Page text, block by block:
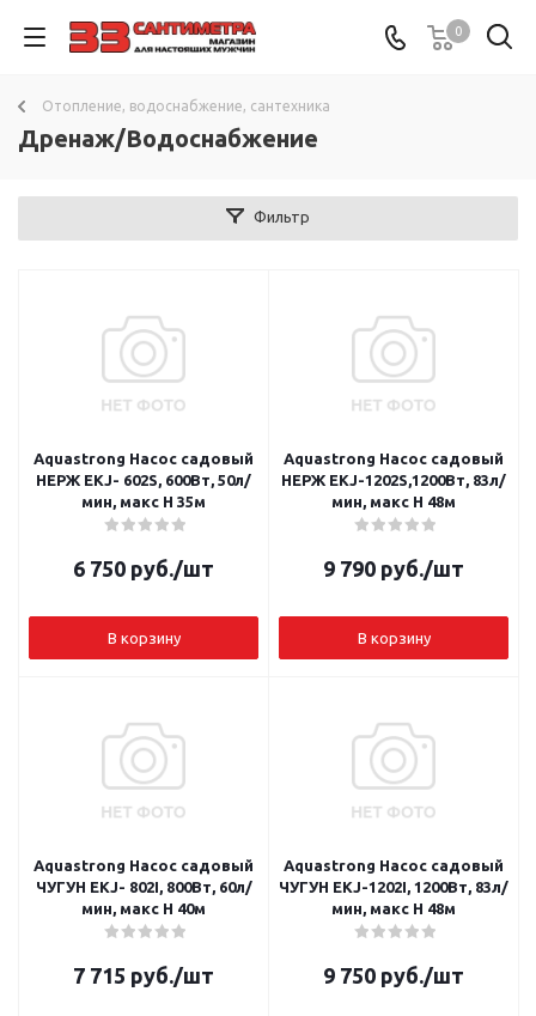
0
Отопление, водоснабжение, сантехника
Дренаж/Водоснабжение
Фильтр
Aquastrong Насос садовый
НЕРЖ EKJ- 602S, 600Вт, 50л/
мин, макс Н 35м
6 750 руб./шт
В корзину
Aquastrong Насос садовый
НЕРЖ EKJ-1202S,1200Вт, 83л/
мин, макс Н 48м
9 790 руб./шт
В корзину
Aquastrong Насос садовый
ЧУГУН EKJ- 802I, 800Вт, 60л/
мин, макс Н 40м
7 715 руб./шт
Aquastrong Насос садовый
ЧУГУН EKJ-1202I, 1200Вт, 83л/
мин, макс Н 48м
9 750 руб./шт